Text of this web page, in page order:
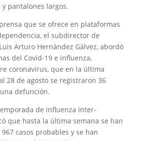
pantalones largos.
que se ofrece en plataformas
el subdirector de
Arturo Hernández Gálvez, abordó
del Covid-19 e influenza,
coronavirus, que en la última
28 de agosto se registraron 36
defunción.
de influenza inter-
que hasta la última semana se han
casos probables y se han